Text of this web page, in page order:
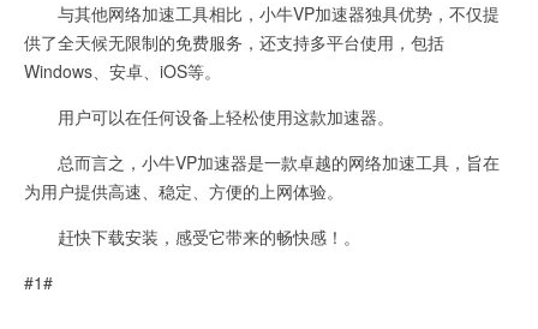
与其他网络加速工具相比，小牛VP加速器独具优势，不仅提
供了全天候无限制的免费服务，还支持多平台使用，包括
Windows、安卓、iOS等。
用户可以在任何设备上轻松使用这款加速器。
总而言之，小牛VP加速器是一款卓越的网络加速工具，旨在
为用户提供高速、稳定、方便的上网体验。
赶快下载安装，感受它带来的畅快感！。
#1#